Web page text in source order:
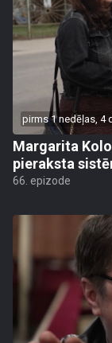
pirms 1 nedēļas, 4
Margarita
pieraksta
66. epizode